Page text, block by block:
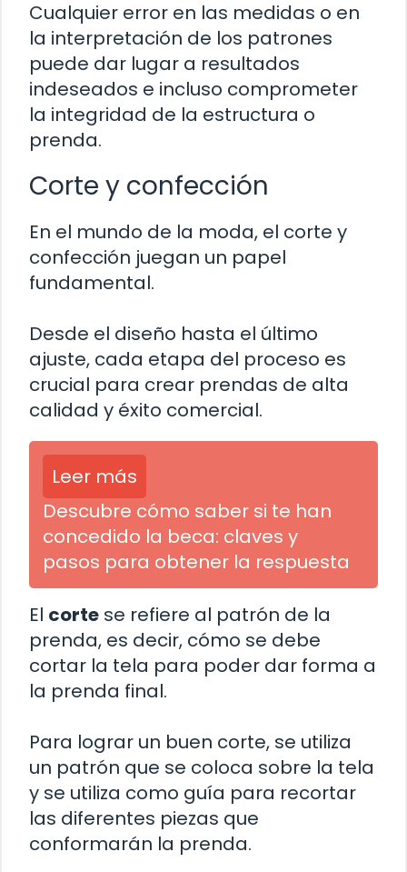
Cualquier error en las medidas o en
la interpretación de los patrones
puede dar lugar a resultados
indeseados e incluso comprometer
la integridad de la estructura o
prenda.
Corte y confección
En el mundo de la moda, el corte y
confección juegan un papel
fundamental.
Desde el diseño hasta el último
ajuste, cada etapa del proceso es
crucial para crear prendas de alta
calidad y éxito comercial.
Leer más
Descubre cómo saber si te han
concedido la beca: claves y
pasos para obtener la respuesta
El corte se refiere al patrón de la
prenda, es decir, cómo se debe
cortar la tela para poder dar forma a
la prenda final.
Para lograr un buen corte, se utiliza
un patrón que se coloca sobre la tela
y se utiliza como guía para recortar
las diferentes piezas que
conformarán la prenda.